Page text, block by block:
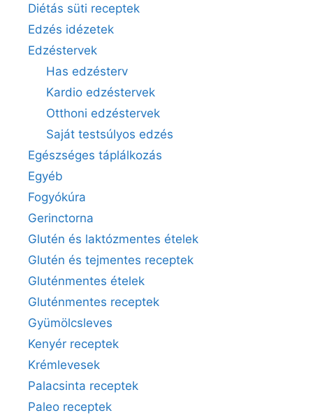
Diétás süti receptek
Edzés idézetek
Edzéstervek
Has edzésterv
Kardio edzéstervek
Otthoni edzéstervek
Saját testsúlyos edzés
Egészséges táplálkozás
Egyéb
Fogyókúra
Gerinctorna
Glutén és laktózmentes ételek
Glutén és tejmentes receptek
Gluténmentes ételek
Gluténmentes receptek
Gyümölcsleves
Kenyér receptek
Krémlevesek
Palacsinta receptek
Paleo receptek